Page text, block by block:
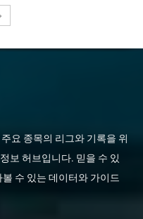
요 종목의 리그와 기록을 위
보 허브입니다. 믿을 수 있
수 있는 데이터와 가이드